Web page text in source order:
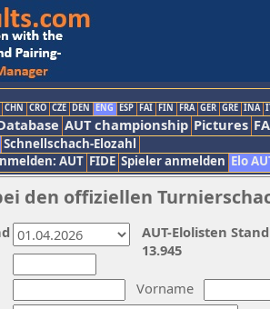
CHN CRO CZE DEN ENG ESP FAI FIN FRA GER GRE INA
AUT championship Pictures
Schnellschach-Elozahl
AUT FIDE Spieler anmelden Elo
den offiziellen
Vorname
AUT-Elolisten
13.945